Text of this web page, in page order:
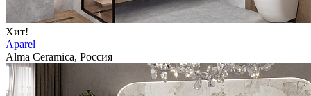
Хит!
Aparel
Alma Ceramica, Россия